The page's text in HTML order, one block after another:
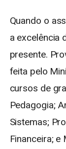
Quando o
a excelência
presente.
feita pelo
cursos de
Pedagogia;
Sistemas;
Financeira; e